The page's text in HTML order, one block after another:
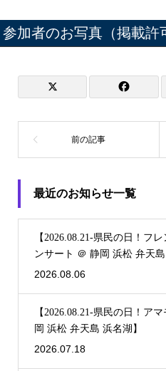
参加者のお写真（掲載許
最近のお知らせ一覧
【2026.08.21-県民の日！フ
ンサート ＠ 静岡 浜松 弁天島
2026.08.06
【2026.08.21-県民の日！ア
岡 浜松 弁天島 浜名湖】
2026.07.18